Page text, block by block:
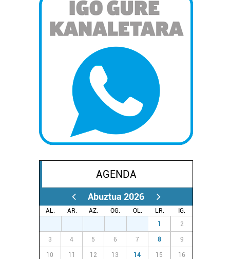
AGENDA
Abuztua 2026
AL. AR. AZ. OG. OL. LR.
IG.
1 2
3 4 5 6 7 8 9
10 11 12 13 14 15 16